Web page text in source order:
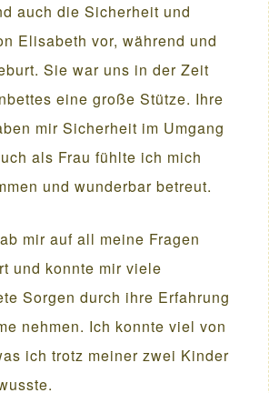
auch die Sicherheit und
Elisabeth vor, während und
Sie war uns in der Zeit
eine große Stütze. Ihre
mir Sicherheit im Umgang
als Frau fühlte ich mich
und wunderbar betreut.
mir auf all meine Fragen
und konnte mir viele
Sorgen durch ihre Erfahrung
nehmen. Ich konnte viel von
ich trotz meiner zwei Kinder